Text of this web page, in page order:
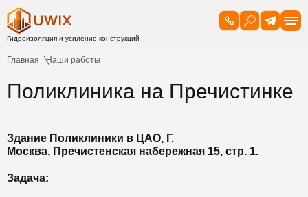
Главная Наши работы
Поликлиника на Пречистинке
Здание Поликлиники в ЦАО, Г.
Москва, Пречистенская набережная 15, стр. 1.
Задача: